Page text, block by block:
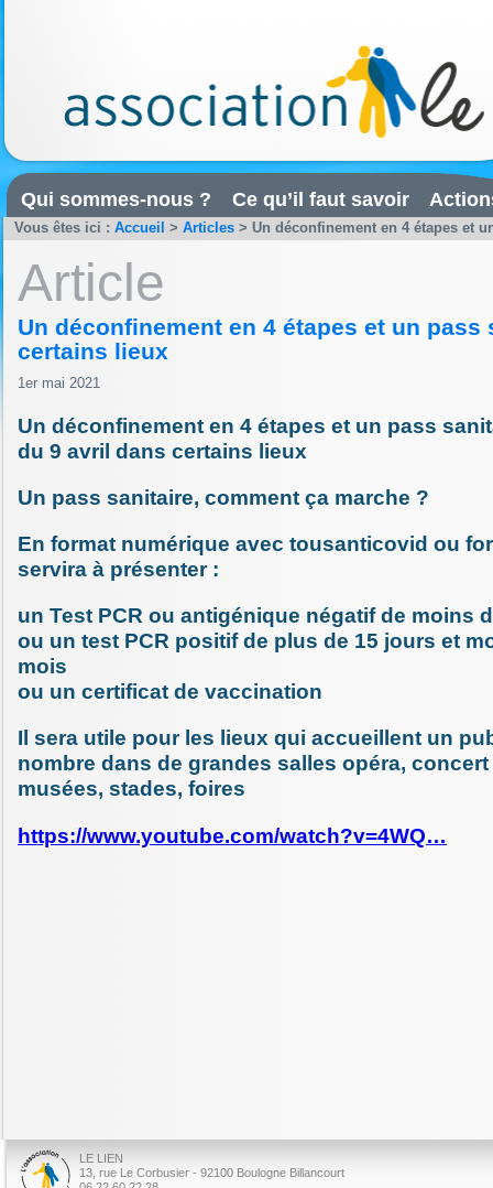
Qui sommes-nous ? Ce qu’il faut savoir
Vous êtes ici : Accueil > Articles > Un déconfinement en 4 étapes et
Article
Un déconfinement en 4 étapes et un pass
certains lieux
1er mai 2021
Un déconfinement en 4 étapes et un pass
du 9 avril dans certains lieux
Un pass sanitaire, comment ça marche ?
En format numérique avec tousanticovid ou
servira à présenter :
un Test PCR ou antigénique négatif de moins
ou un test PCR positif de plus de 15 jours et
mois
ou un certificat de vaccination
Il sera utile pour les lieux qui accueillent un
nombre dans de grandes salles opéra,
musées, stades, foires
https://www.youtube.com/watch?v=4WQ…
LE LIEN
13, rue Le Corbusier - 92100 Boulogne Billancourt